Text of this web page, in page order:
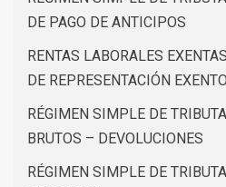
DE PAGO DE ANTICIPOS
RENTAS LABORALES
DE REPRESENTACIÓN
RÉGIMEN SIMPLE DE
BRUTOS – DEVOLUCIONES
RÉGIMEN SIMPLE DE